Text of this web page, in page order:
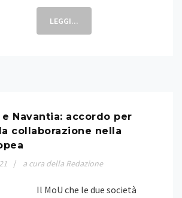
LEGGI...
Navantia: accordo per
collaborazione nella
a cura della Redazione
Il MoU che le due società